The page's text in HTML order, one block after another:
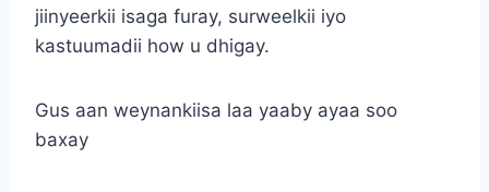
jiinyeerkii isaga furay, surweelkii iyo
kastuumadii how u dhigay.
Gus aan weynankiisa laa yaaby ayaa soo
baxay